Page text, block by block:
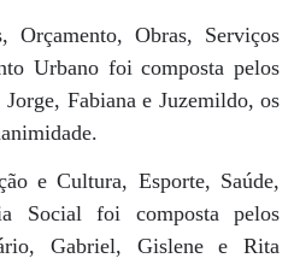
Orçamento, Obras, Serviços
Urbano foi composta pelos
Fabiana e Juzemildo, os
e Cultura, Esporte, Saúde,
Social foi composta pelos
Gabriel, Gislene e Rita